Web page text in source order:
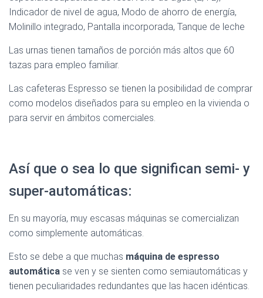
Indicador de nivel de agua, Modo de ahorro de energía,
Molinillo integrado, Pantalla incorporada, Tanque de leche
Las urnas tienen tamaños de porción más altos que 60
tazas para empleo familiar.
Las cafeteras Espresso se tienen la posibilidad de comprar
como modelos diseñados para su empleo en la vivienda o
para servir en ámbitos comerciales.
Así que o sea lo que significan semi- y
super-automáticas:
En su mayoría, muy escasas máquinas se comercializan
como simplemente automáticas.
Esto se debe a que muchas máquina de espresso
automática se ven y se sienten como semiautomáticas y
tienen peculiaridades redundantes que las hacen idénticas.